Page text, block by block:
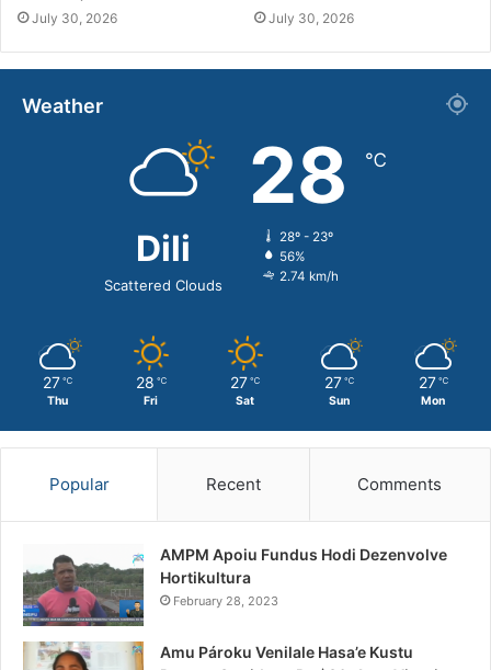
July 30, 2026 July 30, 2026
Weather
Dili
Scattered Clouds
28 ℃
28º - 23º
56%
2.74 km/h
27 ℃
Thu
28 ℃
Fri
27 ℃
Sat
27 ℃
Sun
27 ℃
Mon
Popular Recent Comments
AMPM Apoiu Fundus Hodi Dezenvolve
Hortikultura
February 28, 2023
Amu Pároku Venilale Hasa’e Kustu